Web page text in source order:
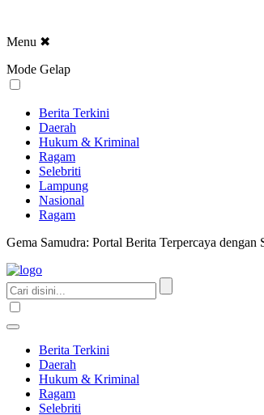
Menu ✖
Mode Gelap
Berita Terkini
Daerah
Hukum & Kriminal
Ragam
Selebriti
Lampung
Nasional
Ragam
Gema Samudra: Portal Berita Terpercaya
Berita Terkini
Daerah
Hukum & Kriminal
Ragam
Selebriti